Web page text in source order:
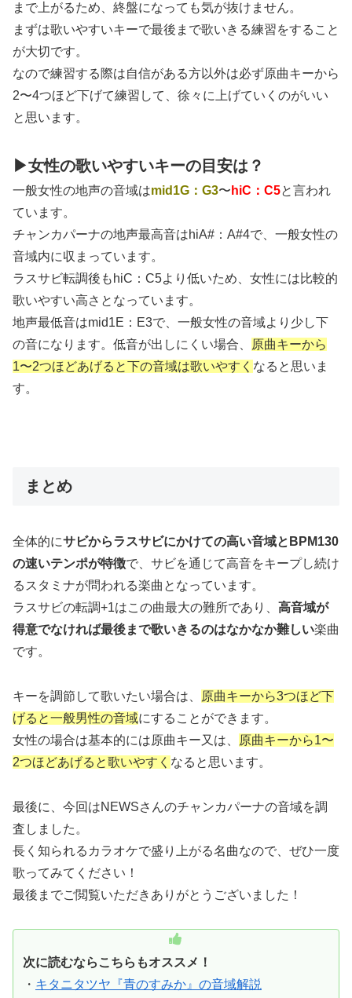
まで上がるため、終盤になっても気が抜けません。
まずは歌いやすいキーで最後まで歌いきる練習をすること
が大切です。
なので練習する際は自信がある方以外は必ず原曲キーから
2〜4つほど下げて練習して、徐々に上げていくのがいい
と思います。
▶女性の歌いやすいキーの目安は？
一般女性の地声の音域はmid1G：G3〜 hiC：C5と言われ
ています。
チャンカパーナの地声最高音はhiA#：A#4で、一般女性の
音域内に収まっています。
ラスサビ転調後もhiC：C5より低いため、女性には比較的
歌いやすい高さとなっています。
地声最低音はmid1E：E3で、一般女性の音域より少し下
の音になります。低音が出しにくい場合、
原曲キーから
1〜2つほどあげると下の音域は歌いやすく なると思いま
す。
まとめ
全体的にサビからラスサビにかけての高い音域とBPM130
の速いテンポが特徴で、サビを通じて高音をキープし続け
るスタミナが問われる楽曲となっています。
ラスサビの転調+1はこの曲最大の難所であり、 高音域が
得意でなければ最後まで歌いきるのはなかなか難しい楽曲
です。
キーを調節して歌いたい場合は、
原曲キーから3つほど下
げると一般男性の音域にすることができます。
女性の場合は基本的には原曲キー又は、
原曲キーから1〜
2つほどあげると歌いやすく なると思います。
最後に、今回はNEWSさんのチャンカパーナの音域を調
査しました。
長く知られるカラオケで盛り上がる名曲なので、ぜひ一度
歌ってみてください！
最後までご閲覧いただきありがとうございました！
次に読むならこちらもオススメ！
・ キタニタツヤ『青のすみか』の音域解説